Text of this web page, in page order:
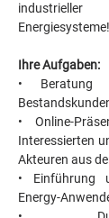
Energiesysteme!
Ihre Aufgaben:
• Beratung
• Online-
Interessierten
Akteuren aus
• Einführung
Energy-